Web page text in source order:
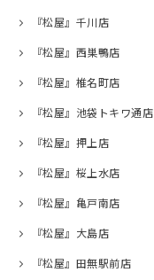
『松屋』千川店
『松屋』西巣鴨店
『松屋』椎名町店
『松屋』池袋トキワ通店
『松屋』押上店
『松屋』桜上水店
『松屋』亀戸南店
『松屋』大島店
『松屋』田無駅前店